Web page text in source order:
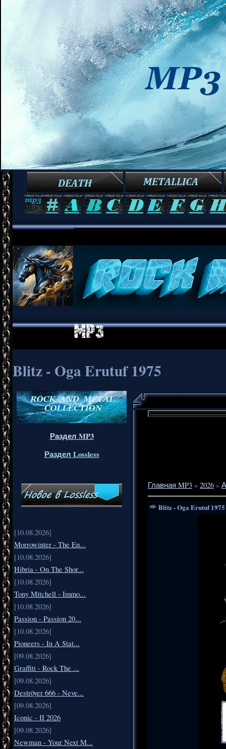
Blitz - Oga Erutuf 1975
Раздел MP3
Раздел Lossless
[10.08.2026]
Morrowinter - The En...
[10.08.2026]
Hibria - On The Shor...
[10.08.2026]
Tony Mitchell - Immo...
[10.08.2026]
Passion - Passion 20...
[10.08.2026]
Pioneers - In A Stat...
[09.08.2026]
Graffiti - Rock The ...
[09.08.2026]
Deströyer 666 - Neve...
[09.08.2026]
Iconic - II 2026
[09.08.2026]
Newman - Your Next M...
Главная MP3 » 2026 »
Blitz - Oga Erutuf 1975